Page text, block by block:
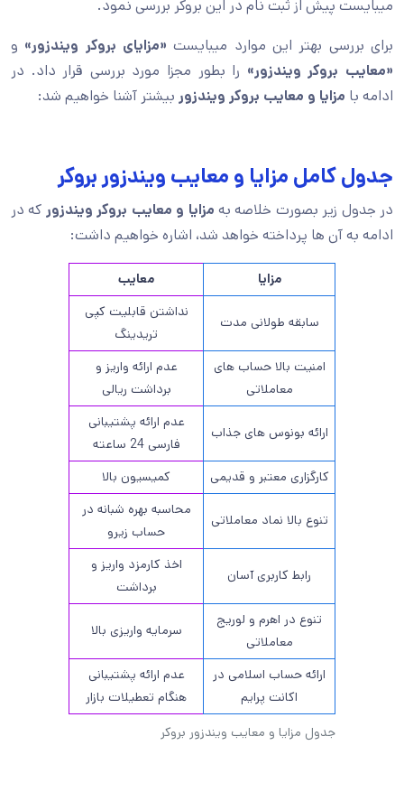
میبایست پیش از ثبت نام در این بروکر بررسی نمود.
برای بررسی بهتر این موارد میبایست «مزایای بروکر ویندزور» و
«معایب بروکر ویندزور» را بطور مجزا مورد بررسی قرار داد. در
ادامه با مزایا و معایب بروکر ویندزور بیشتر آشنا خواهیم شد:
جدول کامل مزایا و معایب ویندزور بروکر
در جدول زیر بصورت خلاصه به مزایا و معایب بروکر ویندزور که در
ادامه به آن ها پرداخته خواهد شد، اشاره خواهیم داشت:
جدول مزایا و معایب ویندزور بروکر
مزایا معایب
سابقه طولانی مدت
نداشتن قابلیت کپی
تریدینگ
امنیت بالا حساب های
معاملاتی
عدم ارائه واریز و
برداشت ریالی
ارائه بونوس های جذاب
عدم ارائه پشتیبانی
فارسی 24 ساعته
کارگزاری معتبر و قدیمی
کمیسیون بالا
تنوع بالا نماد معاملاتی
محاسبه بهره شبانه در
حساب زیرو
رابط کاربری آسان
اخذ کارمزد واریز و
برداشت
تنوع در اهرم و لوریج
معاملاتی
سرمایه واریزی بالا
ارائه حساب اسلامی در
اکانت پرایم
عدم ارائه پشتیبانی
هنگام تعطیلات بازار